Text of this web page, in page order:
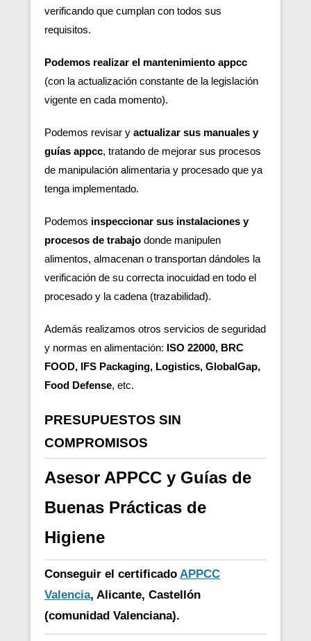
verificando que cumplan con todos sus
requisitos.
Podemos realizar el mantenimiento appcc
(con la actualización constante de la legislación
vigente en cada momento).
Podemos revisar y actualizar sus manuales y
guías appcc, tratando de mejorar sus procesos
de manipulación alimentaria y procesado que ya
tenga implementado.
Podemos inspeccionar sus instalaciones y
procesos de trabajo donde manipulen
alimentos, almacenan o transportan dándoles la
verificación de su correcta inocuidad en todo el
procesado y la cadena (trazabilidad).
Además realizamos otros servicios de seguridad
y normas en alimentación: ISO 22000, BRC
FOOD, IFS Packaging, Logistics, GlobalGap,
Food Defense, etc.
PRESUPUESTOS SIN
COMPROMISOS
Asesor APPCC y Guías de
Buenas Prácticas de
Higiene
Conseguir el certificado APPCC
Valencia, Alicante, Castellón
(comunidad Valenciana).